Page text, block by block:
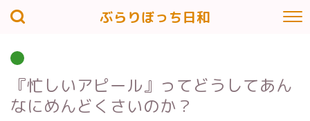
ぶらりぼっち日和
『忙しいアピール』ってどうしてあん
なにめんどくさいのか？